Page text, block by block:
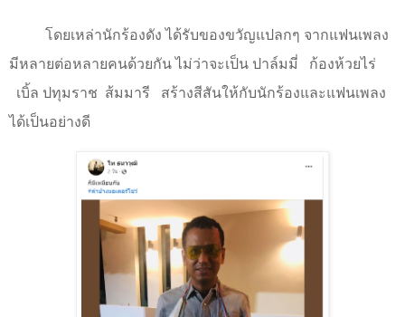
โดยเหล่านักร้องดัง ได้รับของขวัญแปลกๆ จากแฟนเพลง
มีหลายต่อหลายคนด้วยกัน ไม่ว่าจะเป็น ปาล์มมี่
ก้องห้วยไร่
เบิ้ล ปทุมราช ส้มมารี
สร้างสีสันให้กับนักร้องและแฟนเพลง
ได้เป็นอย่างดี